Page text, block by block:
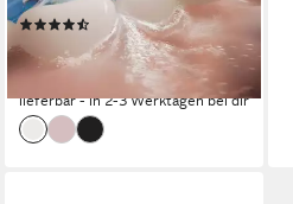
(422)
ab 174,95 € UVP219,99 €
-20%
lieferbar - in 2-3 Werktagen bei dir